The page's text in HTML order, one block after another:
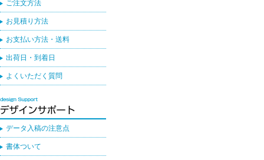
ご注文方法
お見積り方法
お支払い方法・送料
出荷日・到着日
よくいただく質問
データ入稿の注意点
書体ついて